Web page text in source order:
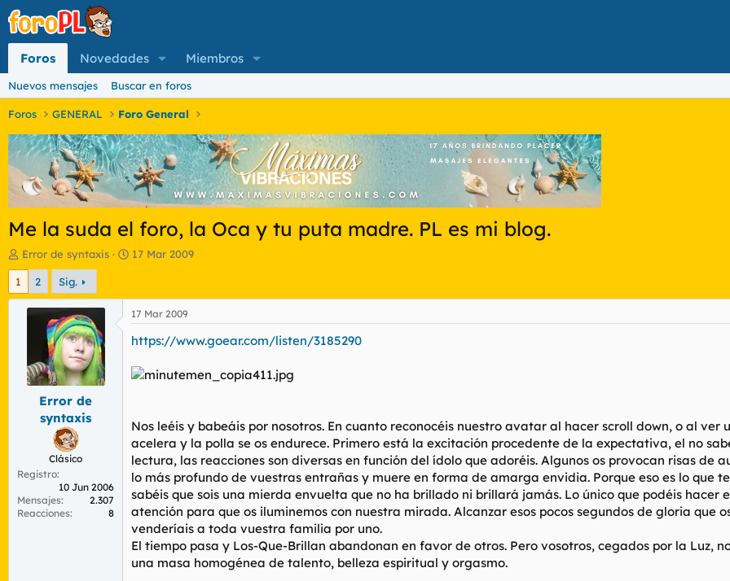
Foros Novedades Miembros
Nuevos mensajes Buscar en foros
Foros GENERAL Foro General
Me la suda el foro, la Oca y tu puta madre. PL es mi blog.
I
n
c
d
a
Error de syntaxis
F
h
a
d
e
n
o
17 Mar 2009
1 2 Sig.
Error de
syntaxis
Clásico
Registro
10 Jun 2006
Mensajes
2.307
Reacciones
8
17 Mar 2009
https://www.goear.com/listen/3185290
Nos leéis y babeáis por nosotros. En cuanto reconocéis nuestro avatar al hacer scroll down, o al ver
acelera y la polla se os endurece. Primero está la excitación procedente de la expectativa, el no
lectura, las reacciones son diversas en función del ídolo que adoréis. Algunos os provocan risas
lo más profundo de vuestras entrañas y muere en forma de amarga envidia. Porque eso es lo que
sabéis que sois una mierda envuelta que no ha brillado ni brillará jamás. Lo único que podéis
atención para que os iluminemos con nuestra mirada. Alcanzar esos pocos segundos de gloria que
venderíais a toda vuestra familia por uno.
El tiempo pasa y Los-Que-Brillan abandonan en favor de otros. Pero vosotros, cegados por la Luz,
una masa homogénea de talento, belleza espiritual y orgasmo.